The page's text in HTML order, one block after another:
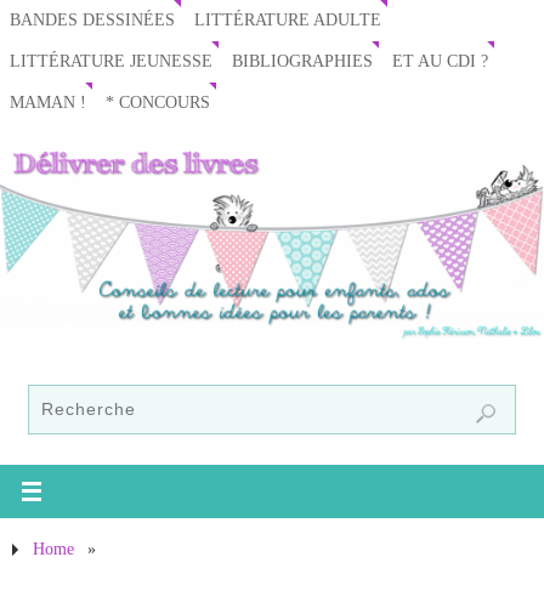
BANDES DESSINÉES LITTÉRATURE ADULTE
LITTÉRATURE JEUNESSE BIBLIOGRAPHIES ET AU CDI ?
MAMAN ! * CONCOURS
Home »